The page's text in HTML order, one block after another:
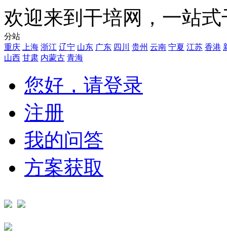
欢迎来到干培网，一站
分站
重庆
上海 浙江 辽宁 山东 广东 四川 贵州 云南 宁夏 江苏 香港
山西 甘肃 内蒙古 青海
您好，请登录
注册
我的问答
方案获取